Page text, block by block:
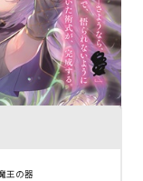
王の器